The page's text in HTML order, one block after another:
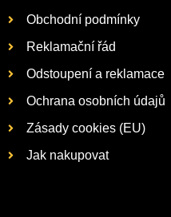
Obchodní podmínky
Reklamační řád
Odstoupení a reklamace
Ochrana osobních údajů
Zásady cookies (EU)
Jak nakupovat